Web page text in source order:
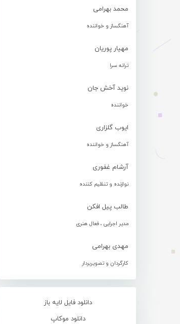
محمد بهرامی
آهنگساز و خواننده
مهیار پوریان
ترانه سرا
نوید آخش جان
خواننده
ایوب گلزاری
آهنگساز و خواننده
آرشام غفوری
نوازنده و تنظیم کننده
طالب پیل افکن
مدیر اجرایی ، فعال هنری
مهدی بهرامی
کارگردان و تصویربردار
دانلود فایل لایه باز
دانلود موکاپ